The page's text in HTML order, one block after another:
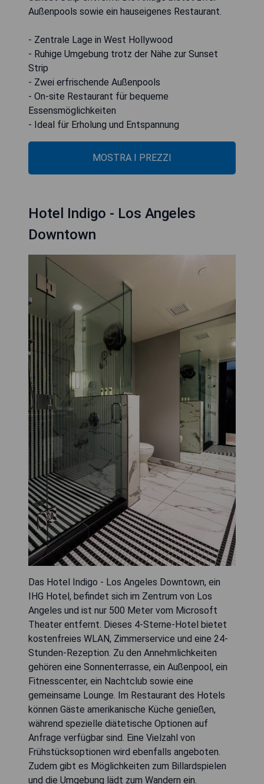
Außenpools sowie ein hauseigenes Restaurant.
- Zentrale Lage in West Hollywood
- Ruhige Umgebung trotz der Nähe zur Sunset
Strip
- Zwei erfrischende Außenpools
- On-site Restaurant für bequeme
Essensmöglichkeiten
- Ideal für Erholung und Entspannung
MOSTRA I PREZZI
Hotel Indigo - Los Angeles
Downtown
Das Hotel Indigo - Los Angeles Downtown, ein
IHG Hotel, befindet sich im Zentrum von Los
Angeles und ist nur 500 Meter vom Microsoft
Theater entfernt. Dieses 4-Sterne-Hotel bietet
kostenfreies WLAN, Zimmerservice und eine 24-
Stunden-Rezeption. Zu den Annehmlichkeiten
gehören eine Sonnenterrasse, ein Außenpool, ein
Fitnesscenter, ein Nachtclub sowie eine
gemeinsame Lounge. Im Restaurant des Hotels
können Gäste amerikanische Küche genießen,
während spezielle diätetische Optionen auf
Anfrage verfügbar sind. Eine Vielzahl von
Frühstücksoptionen wird ebenfalls angeboten.
Zudem gibt es Möglichkeiten zum Billardspielen
und die Umgebung lädt zum Wandern ein.